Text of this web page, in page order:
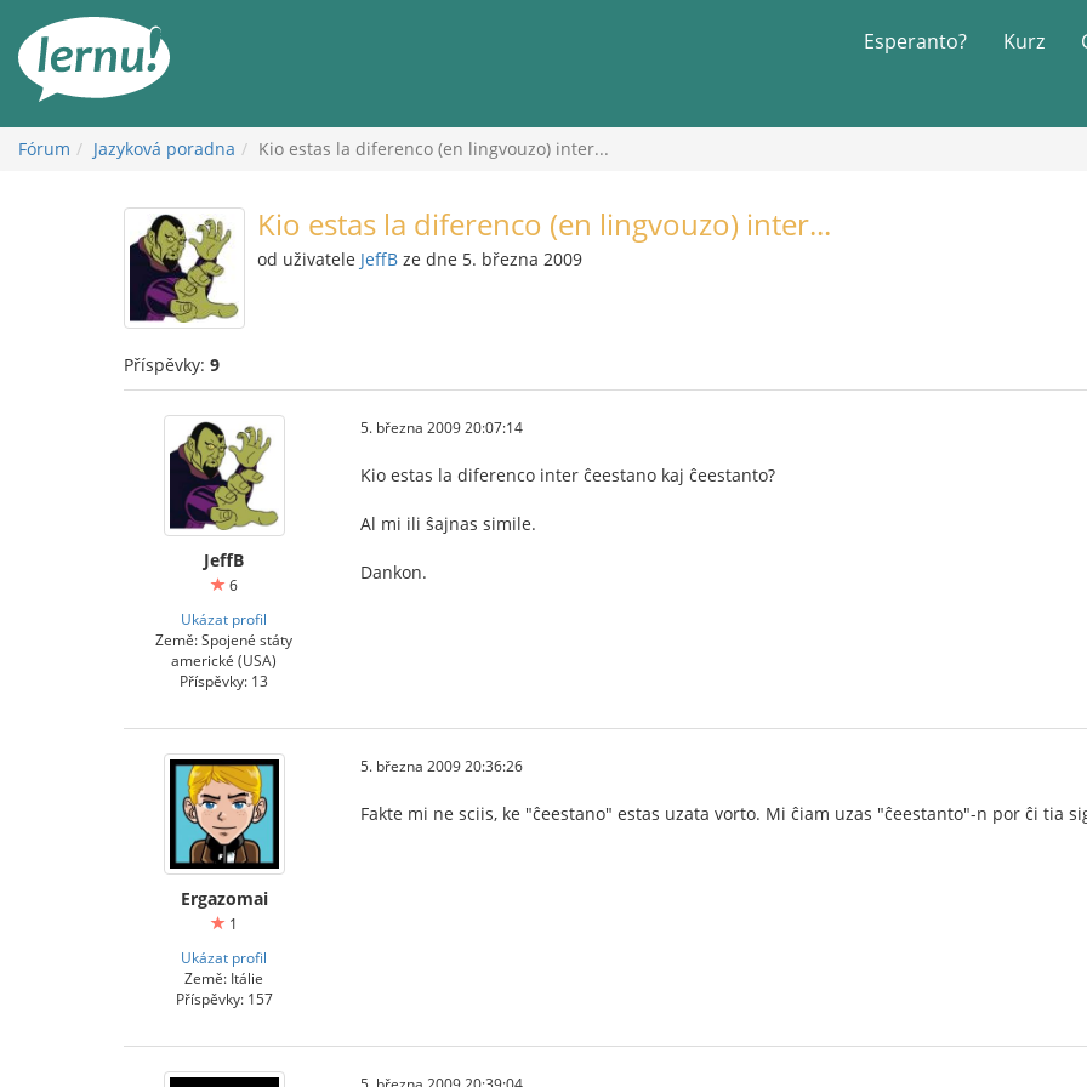
obsahu
Esperanto? Kurz
Fórum Jazyková poradna Kio estas la diferenco (en lingvouzo) inter...
Kio estas la diferenco (en lingvouzo) inter...
od uživatele JeffB ze dne 5. března 2009
Příspěvky: 9
JeffB
6
Ukázat profil
Země: Spojené státy
americké (USA)
Příspěvky: 13
5. března 2009 20:07:14
Kio estas la diferenco inter ĉeestano kaj ĉeestanto?
Al mi ili ŝajnas simile.
Dankon.
Ergazomai
1
Ukázat profil
Země: Itálie
Příspěvky: 157
5. března 2009 20:36:26
Fakte mi ne sciis, ke "ĉeestano" estas uzata vorto. Mi ĉiam uzas "ĉeestanto"-n por ĉi tia